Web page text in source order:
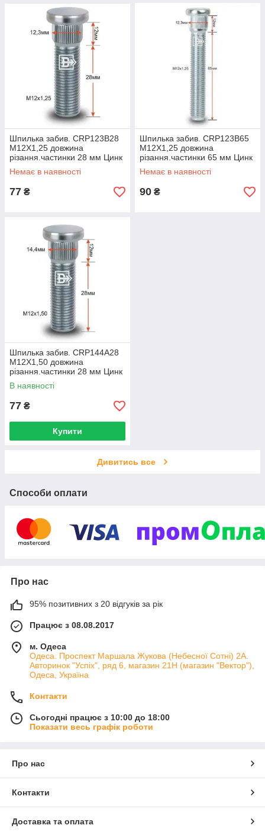
Шпилька забив. CRP123B28
M12X1,25 довжина
різання.частинки 28 мм Цинк
Немає в наявності
77 ₴
Шпилька забив. CRP123B65
M12X1,25 довжина
різання.частинки 65 мм Цинк
Немає в наявності
90 ₴
Шпилька забив. CRP144A28
M12X1,50 довжина
різання.частинки 28 мм Цинк
В наявності
77 ₴
Купити
Дивитись все
Способи оплати
Про нас
95% позитивних з 20 відгуків за рік
Працює з 08.08.2017
м. Одеса
Одеса. Проспект Маршала Жукова (Небесної Сотні) 2А.
Авторинок "Успіх", ряд 6, магазин 21Н (магазин "Вектор"),
Одеса, Україна
Контакти
Сьогодні працює з 10:00 до 18:00
Показати весь графік роботи
Про нас
Контакти
Доставка та оплата